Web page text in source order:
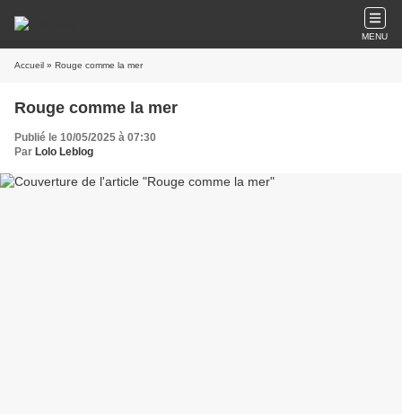
MENU
Accueil » Rouge comme la mer
Rouge comme la mer
Publié le 10/05/2025 à 07:30
Par Lolo Leblog